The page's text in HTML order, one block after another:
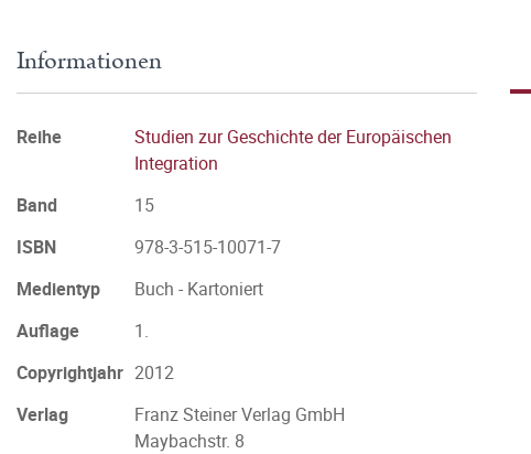
Informationen
Reihe
Studien zur Geschichte der Europäischen
Integration
Band
15
ISBN
978-3-515-10071-7
Medientyp
Buch - Kartoniert
Auflage
1.
Copyrightjahr 2012
Verlag
Franz Steiner Verlag GmbH
Maybachstr. 8